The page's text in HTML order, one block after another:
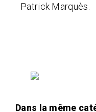
Patrick Marquès.